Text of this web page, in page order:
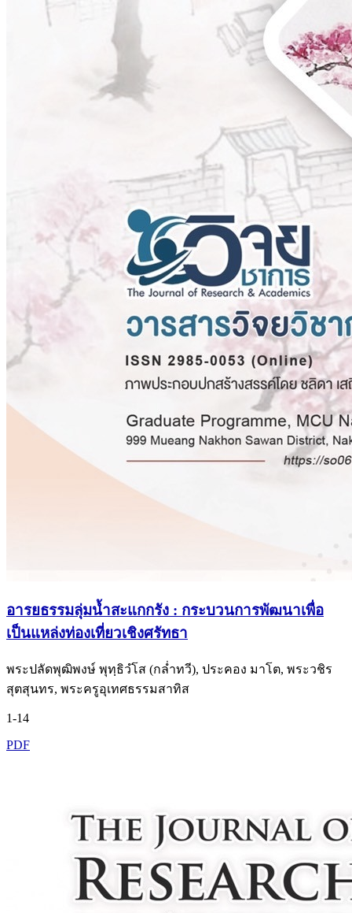
อารยธรรมลุ่มน้ำสะแกกรัง : กระบวนการพัฒนาเพื่อ
เป็นแหล่งท่องเที่ยวเชิงศรัทธา
พระปลัดพุฒิพงษ์ พุทฺธิวํโส (กล่ำทวี), ประคอง มาโต, พระวชิร
สุตสุนทร, พระครูอุเทศธรรมสาทิส
1-14
PDF